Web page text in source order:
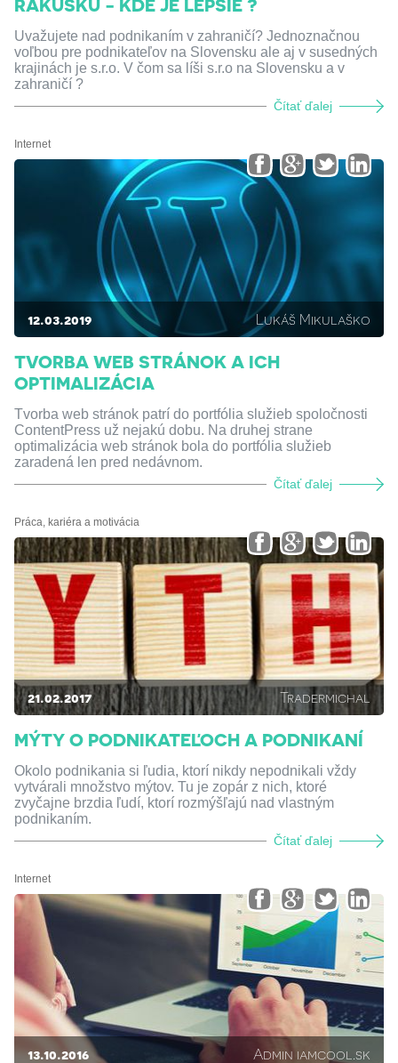
RAKÚSKU - KDE JE LEPŠIE ?
Uvažujete nad podnikaním v zahraničí? Jednoznačnou
voľbou pre podnikateľov na Slovensku ale aj v susedných
krajinách je s.r.o. V čom sa líši s.r.o na Slovensku a v
zahraničí ?
Čítať ďalej
Internet
12.03.2019 Lukáš Mikulaško
TVORBA WEB STRÁNOK A ICH
OPTIMALIZÁCIA
Tvorba web stránok patrí do portfólia služieb spoločnosti
ContentPress už nejakú dobu. Na druhej strane
optimalizácia web stránok bola do portfólia služieb
zaradená len pred nedávnom.
Čítať ďalej
Práca, kariéra a motivácia
21.02.2017 Tradermichal
MÝTY O PODNIKATEĽOCH A PODNIKANÍ
Okolo podnikania si ľudia, ktorí nikdy nepodnikali vždy
vytvárali množstvo mýtov. Tu je zopár z nich, ktoré
zvyčajne brzdia ľudí, ktorí rozmýšľajú nad vlastným
podnikaním.
Čítať ďalej
Internet
13.10.2016 Admin iamcool.sk